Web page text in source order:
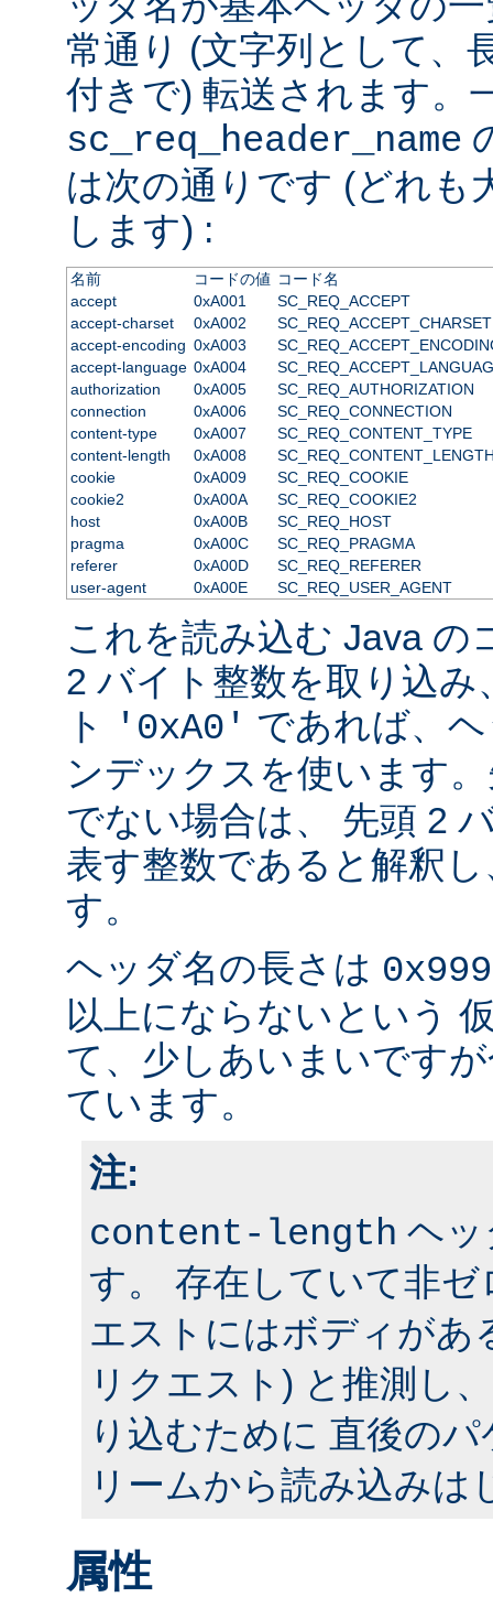
常通り (文字列として、
付きで) 転送されます。
sc_req_header_name
は次の通りです (どれも
します) :
名前 コードの値 コード名
accept
0xA001
SC_REQ_ACCEPT
accept-charset
0xA002
SC_REQ_ACCEPT_CHARSET
accept-encoding 0xA003
accept-language 0xA004
authorization
0xA005
SC_REQ_AUTHORIZATION
connection
0xA006
SC_REQ_CONNECTION
content-type
0xA007
SC_REQ_CONTENT_TYPE
content-length
0xA008
cookie
0xA009
SC_REQ_COOKIE
cookie2
0xA00A
SC_REQ_COOKIE2
host
0xA00B
SC_REQ_HOST
pragma
0xA00C
SC_REQ_PRAGMA
referer
0xA00D
SC_REQ_REFERER
user-agent
0xA00E SC_REQ_USER_AGENT
これを読み込む Java の
2 バイト整数を取り込
ト
'0xA0' であれば、
ンデックスを使います
でない場合は、 先頭 2
表す整数であると解釈
す。
ヘッダ名の長さは
以上にならないという
て、少しあいまいです
ています。
注:
content-length ヘッ
す。 存在していて非
エストにはボディがあ
リクエスト) と推測し
り込むために 直後の
リームから読み込みは
属性